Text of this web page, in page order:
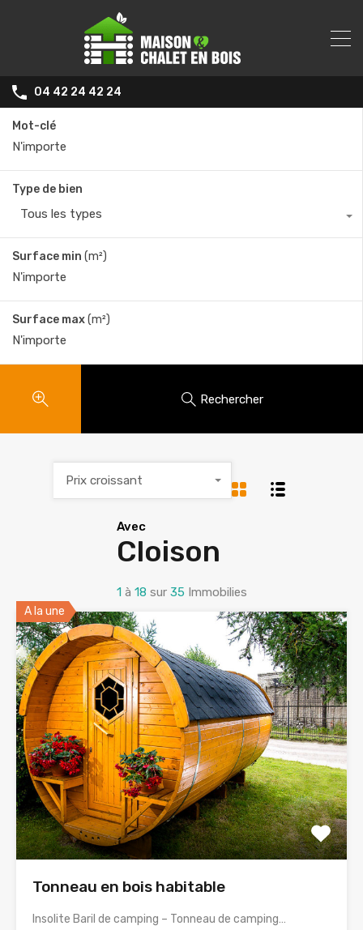
04 42 24 42 24
Mot-clé
Type de bien
Tous les types
Surface min (m²)
Surface max(m²)
Rechercher
Avec
Cloison
1 à 18 sur 35 Immobilies
Prix croissant
A la une
Tonneau en bois habitable
Insolite Baril de camping – Tonneau de camping…